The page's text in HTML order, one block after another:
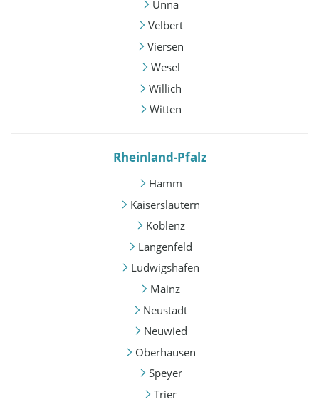
Unna
Velbert
Viersen
Wesel
Willich
Witten
Rheinland-Pfalz
Hamm
Kaiserslautern
Koblenz
Langenfeld
Ludwigshafen
Mainz
Neustadt
Neuwied
Oberhausen
Speyer
Trier